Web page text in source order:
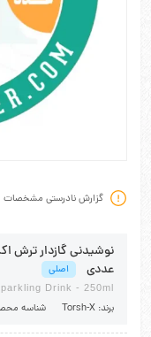
گزارش نادرستی مشخصات
عددی
اصلی
Drink - 250ml
برند: Torsh-X شناسه